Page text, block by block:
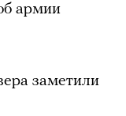
армии
заметили